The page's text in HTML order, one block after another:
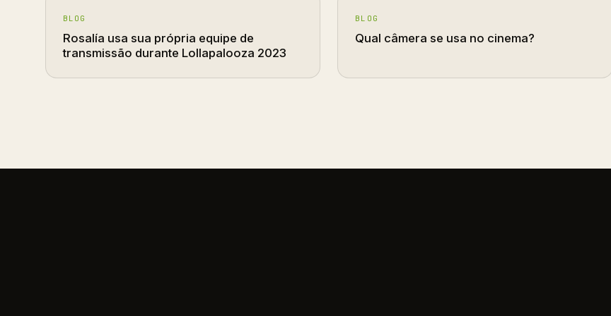
BLOG
Rosalía usa sua própria equipe de
transmissão durante Lollapalooza 2023
BLOG
Qual câmera se usa no cinema?